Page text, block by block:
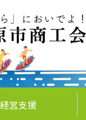
経営支援